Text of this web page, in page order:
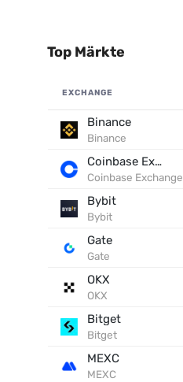
Top Märkte
EXCHANGE
Binance
Binance
Coinbase Exchange
Coinbase Exchange
Bybit
Bybit
Gate
Gate
OKX
OKX
Bitget
Bitget
MEXC
MEXC